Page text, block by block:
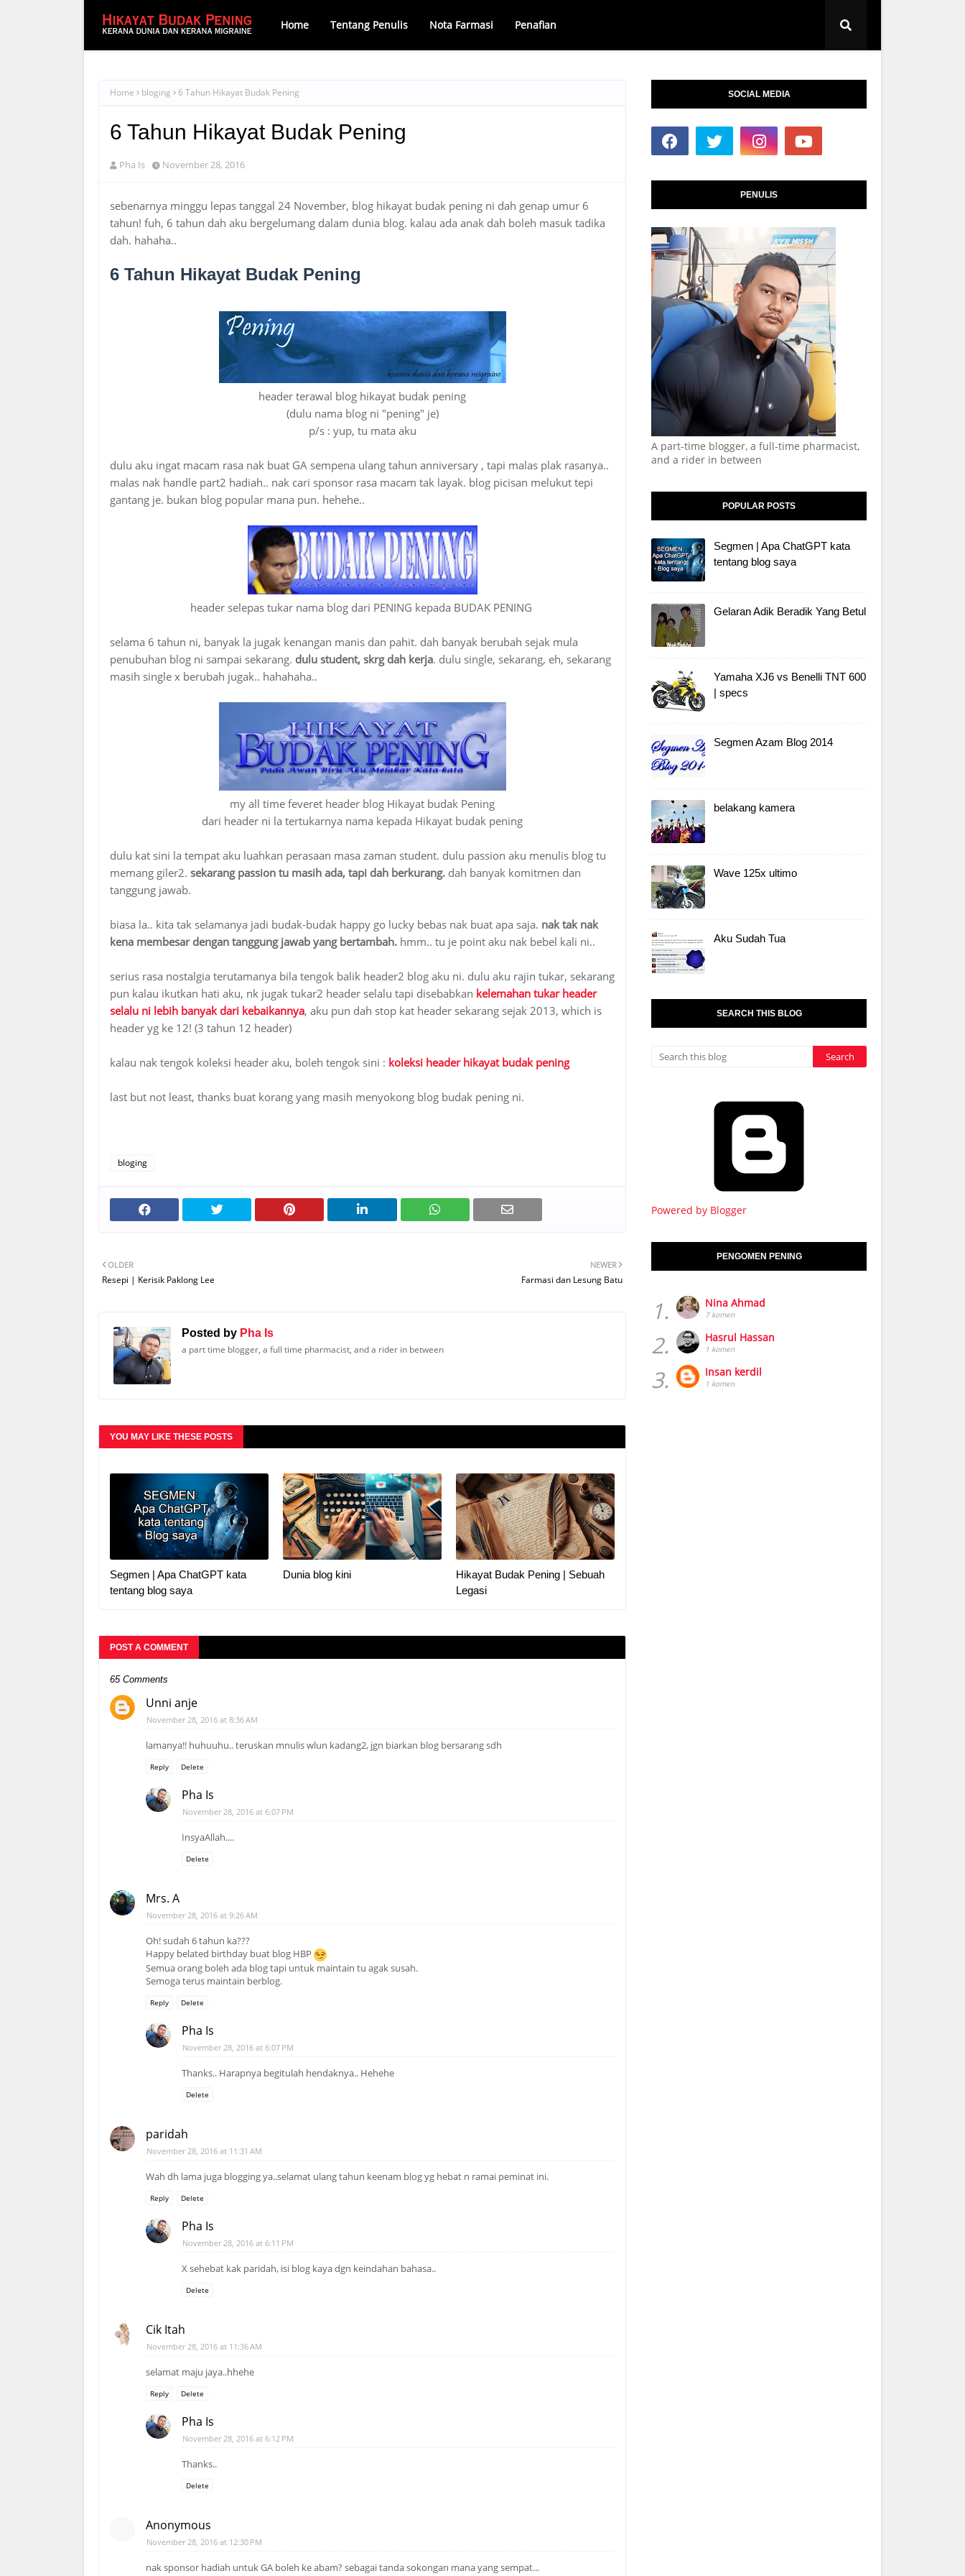
Home Tentang Penulis Nota Farmasi Penafian
Home bloging 6 Tahun Hikayat Budak Pening
6 Tahun Hikayat Budak Pening
Pha Is November 28, 2016
sebenarnya minggu lepas tanggal 24 November, blog hikayat budak pening ni dah genap umur 6
tahun! fuh, 6 tahun dah aku bergelumang dalam dunia blog. kalau ada anak dah boleh masuk tadika
dah. hahaha..
6 Tahun Hikayat Budak Pening
header terawal blog hikayat budak pening
(dulu nama blog ni "pening" je)
p/s : yup, tu mata aku
dulu aku ingat macam rasa nak buat GA sempena ulang tahun anniversary , tapi malas plak rasanya..
malas nak handle part2 hadiah.. nak cari sponsor rasa macam tak layak. blog picisan melukut tepi
gantang je. bukan blog popular mana pun. hehehe..
header selepas tukar nama blog dari PENING kepada BUDAK PENING
selama 6 tahun ni, banyak la jugak kenangan manis dan pahit. dah banyak berubah sejak mula
penubuhan blog ni sampai sekarang. dulu student, skrg dah kerja. dulu single, sekarang, eh, sekarang
masih single x berubah jugak.. hahahaha..
my all time feveret header blog Hikayat budak Pening
dari header ni la tertukarnya nama kepada Hikayat budak pening
dulu kat sini la tempat aku luahkan perasaan masa zaman student. dulu passion aku menulis blog tu
memang giler2. sekarang passion tu masih ada, tapi dah berkurang. dah banyak komitmen dan
tanggung jawab.
biasa la.. kita tak selamanya jadi budak-budak happy go lucky bebas nak buat apa saja. nak tak nak
kena membesar dengan tanggung jawab yang bertambah. hmm.. tu je point aku nak bebel kali ni..
serius rasa nostalgia terutamanya bila tengok balik header2 blog aku ni. dulu aku rajin tukar, sekarang
pun kalau ikutkan hati aku, nk jugak tukar2 header selalu tapi disebabkan kelemahan tukar header
selalu ni lebih banyak dari kebaikannya, aku pun dah stop kat header sekarang sejak 2013, which is
header yg ke 12! (3 tahun 12 header)
kalau nak tengok koleksi header aku, boleh tengok sini : koleksi header hikayat budak pening
last but not least, thanks buat korang yang masih menyokong blog budak pening ni.
bloging
NEWER
Farmasi dan Lesung Batu
OLDER
Resepi | Kerisik Paklong Lee
Posted by Pha Is
a part time blogger, a full time pharmacist, and a rider in between
YOU MAY LIKE THESE POSTS
Segmen | Apa ChatGPT kata
tentang blog saya
Dunia blog kini
Hikayat Budak Pening | Sebuah
Legasi
POST A COMMENT
65 Comments
Unni anje
November 28, 2016 at 8:36 AM
lamanya!! huhuuhu.. teruskan mnulis wlun kadang2, jgn biarkan blog bersarang sdh
Reply Delete
Pha Is
November 28, 2016 at 6:07 PM
InsyaAllah....
Delete
Mrs. A
November 28, 2016 at 9:26 AM
Oh! sudah 6 tahun ka???
Happy belated birthday buat blog HBP
Semua orang boleh ada blog tapi untuk maintain tu agak susah.
Semoga terus maintain berblog.
Reply Delete
Pha Is
November 28, 2016 at 6:07 PM
Thanks.. Harapnya begitulah hendaknya.. Hehehe
Delete
paridah
November 28, 2016 at 11:31 AM
Wah dh lama juga blogging ya..selamat ulang tahun keenam blog yg hebat n ramai peminat ini.
Reply Delete
Pha Is
November 28, 2016 at 6:11 PM
X sehebat kak paridah, isi blog kaya dgn keindahan bahasa..
Delete
Cik Itah
November 28, 2016 at 11:36 AM
selamat maju jaya..hhehe
Reply Delete
Pha Is
November 28, 2016 at 6:12 PM
Thanks..
Delete
Anonymous
November 28, 2016 at 12:30 PM
nak sponsor hadiah untuk GA boleh ke abam? sebagai tanda sokongan mana yang sempat...
SOCIAL MEDIA
PENULIS
A part-time blogger, a full-time pharmacist,
and a rider in between
POPULAR POSTS
Segmen | Apa ChatGPT kata
tentang blog saya
Gelaran Adik Beradik Yang Betul
Yamaha XJ6 vs Benelli TNT 600
| specs
Segmen Azam Blog 2014
belakang kamera
Wave 125x ultimo
Aku Sudah Tua
SEARCH THIS BLOG
Powered by Blogger
PENGOMEN PENING
1. Nina Ahmad
7 komen
2. Hasrul Hassan
1 komen
3. Insan kerdil
1 komen